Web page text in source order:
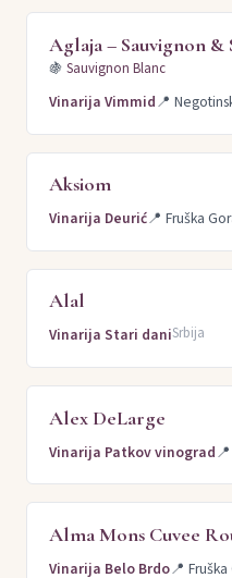
Aglaja – Sauvignon
🍇 Sauvignon Blanc
Vinarija Vimmid📍
Aksiom
Vinarija Deurić📍 Fruška
Alal
Vinarija Stari daniSrbija
Alex DeLarge
Vinarija Patkov vinograd📍
Alma Mons Cuvee
Vinarija Belo Brdo📍 Fruška